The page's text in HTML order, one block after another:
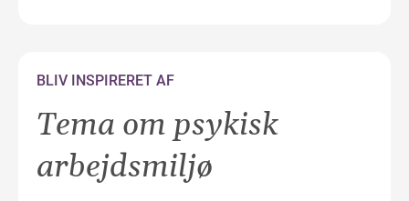
BLIV INSPIRERET AF
Tema om psykisk
arbejdsmiljø